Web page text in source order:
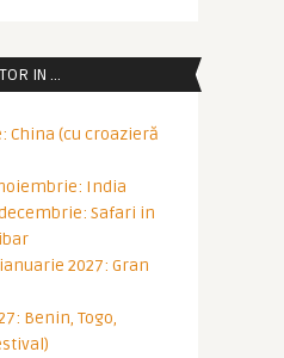
IN …
China (cu croazieră
India
Safari in
2027: Gran
Benin, Togo,